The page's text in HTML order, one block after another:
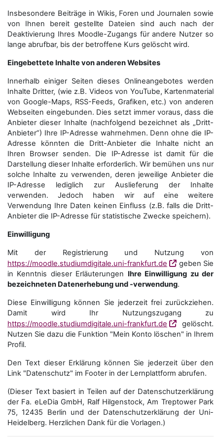
Insbesondere Beiträge in Wikis, Foren und Journalen sowie
von Ihnen bereit gestellte Dateien sind auch nach der
Deaktivierung Ihres Moodle-Zugangs für andere Nutzer so
lange abrufbar, bis der betroffene Kurs gelöscht wird.
Eingebettete Inhalte von anderen Websites
Innerhalb einiger Seiten dieses Onlineangebotes werden
Inhalte Dritter, (wie z.B. Videos von YouTube, Kartenmaterial
von Google-Maps, RSS-Feeds, Grafiken, etc.) von anderen
Webseiten eingebunden. Dies setzt immer voraus, dass die
Anbieter dieser Inhalte (nachfolgend bezeichnet als „Dritt-
Anbieter“) Ihre IP-Adresse wahrnehmen. Denn ohne die IP-
Adresse könnten die Dritt-Anbieter die Inhalte nicht an
Ihren Browser senden. Die IP-Adresse ist damit für die
Darstellung dieser Inhalte erforderlich. Wir bemühen uns nur
solche Inhalte zu verwenden, deren jeweilige Anbieter die
IP-Adresse lediglich zur Auslieferung der Inhalte
verwenden. Jedoch haben wir auf eine weitere
Verwendung Ihre Daten keinen Einfluss (z.B. falls die Dritt-
Anbieter die IP-Adresse für statistische Zwecke speichern).
Einwilligung
Mit der Registrierung und Nutzung von
https://moodle.studiumdigitale.uni-frankfurt.de
geben Sie
in Kenntnis dieser Erläuterungen Ihre Einwilligung zu der
bezeichneten Datenerhebung und -verwendung.
Diese Einwilligung können Sie jederzeit frei zurückziehen.
Damit wird Ihr Nutzungszugang zu
https://moodle.studiumdigitale.uni-frankfurt.de
gelöscht.
Nutzen Sie dazu die Funktion "Mein Konto löschen" in Ihrem
Profil.
Den Text dieser Erklärung können Sie jederzeit über den
Link "Datenschutz" im Footer in der Lernplattform abrufen.
(Dieser Text basiert in Teilen auf der Datenschutzerklärung
der Fa. eLeDia GmbH, Ralf Hilgenstock, Am Treptower Park
75, 12435 Berlin und der Datenschutzerklärung der Uni-
Heidelberg. Herzlichen Dank für die Vorlagen.)